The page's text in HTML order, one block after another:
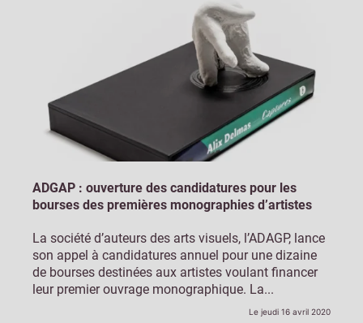
ADGAP : ouverture des candidatures pour les
bourses des premières monographies d’artistes
La société d’auteurs des arts visuels, l’ADAGP, lance
son appel à candidatures annuel pour une dizaine
de bourses destinées aux artistes voulant financer
leur premier ouvrage monographique. La...
Le jeudi 16 avril 2020